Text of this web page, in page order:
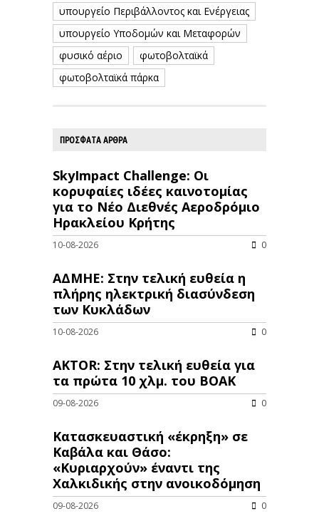
υπουργείο Περιβάλλοντος και Ενέργειας
υπουργείο Υποδομών και Μεταφορών
φυσικό αέριο
φωτοβολταϊκά
φωτοβολταϊκά πάρκα
ΠΡΟΣΦΑΤΑ ΑΡΘΡΑ
SkyImpact Challenge: Οι
κορυφαίες ιδέες καινοτομίας
για το Νέο Διεθνές Αεροδρόμιο
Ηρακλείου Κρήτης
10-08-2026 0
ΑΔΜΗΕ: Στην τελική ευθεία η
πλήρης ηλεκτρική διασύνδεση
των Κυκλάδων
10-08-2026 0
AKTOR: Στην τελική ευθεία για
τα πρώτα 10 χλμ. του ΒΟΑΚ
09-08-2026 0
Κατασκευαστική «έκρηξη» σε
Καβάλα και Θάσο:
«Κυριαρχούν» έναντι της
Χαλκιδικής στην ανοικοδόμηση
09-08-2026 0